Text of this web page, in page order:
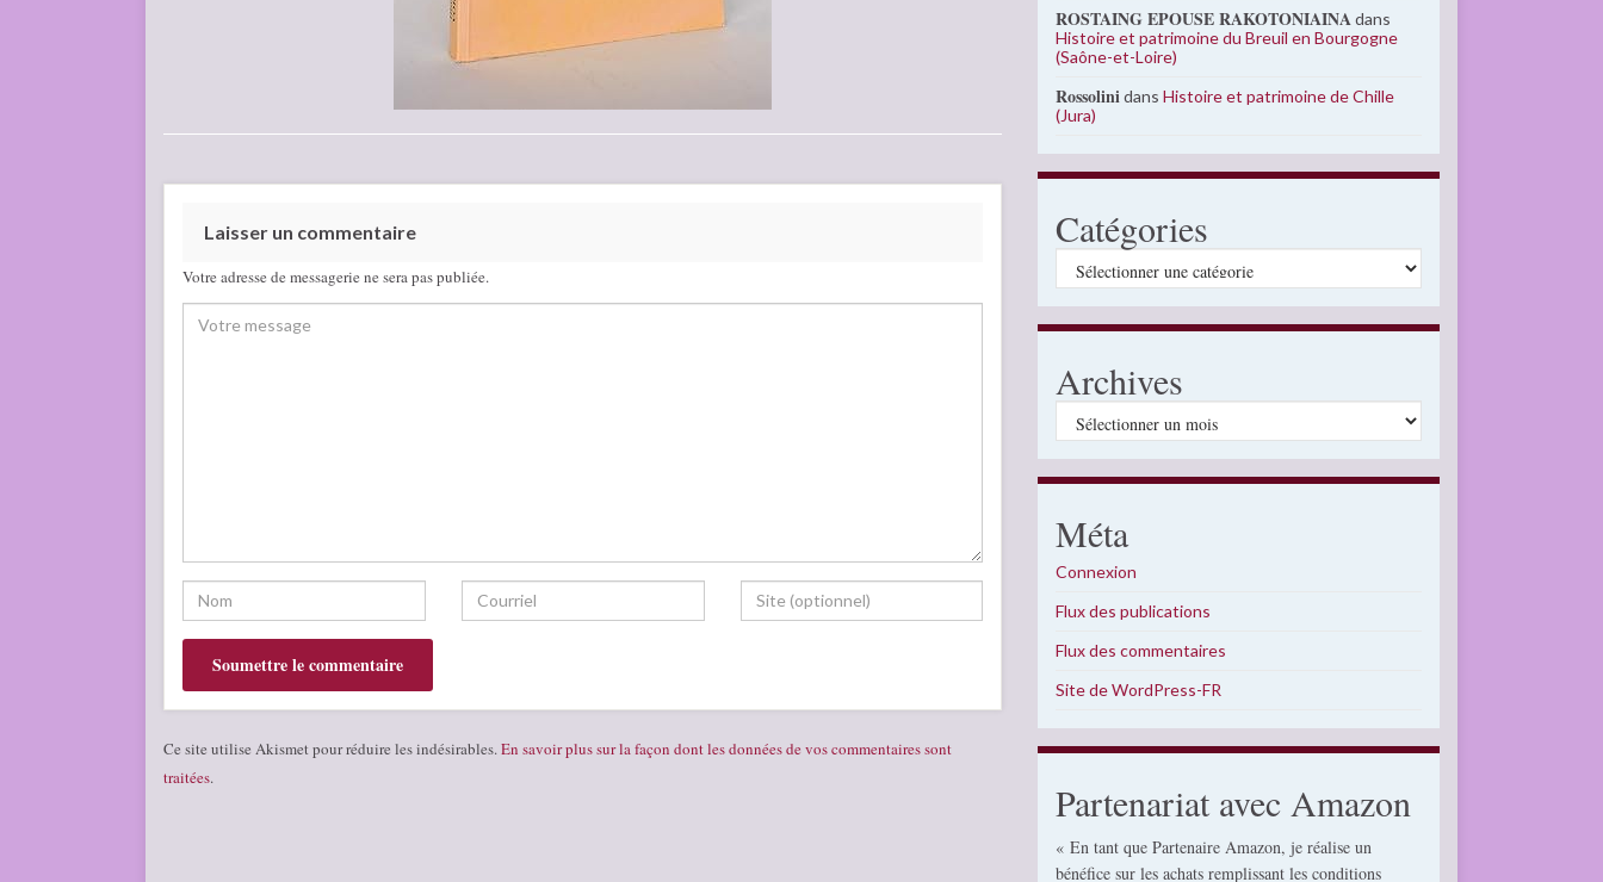
Laisser un commentaire
Votre adresse de messagerie ne sera pas publiée.
Ce site utilise Akismet pour réduire les indésirables. En savoir plus sur la façon dont les données de vos commentaires sont
traitées.
ROSTAING EPOUSE RAKOTONIAINAdans
Histoire et patrimoine du Breuil en Bourgogne
(Saône-et-Loire)
RossolinidansHistoire et patrimoine de Chille
(Jura)
Catégories
Catégories
Archives
Archives
Méta
Connexion
Flux des publications
Flux des commentaires
Site de WordPress-FR
Partenariat avec Amazon
« En tant que Partenaire Amazon, je réalise un
bénéfice sur les achats remplissant les conditions